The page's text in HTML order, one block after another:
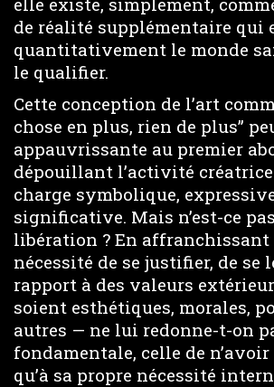
de réalité supplémentaire qui
quantitativement le monde
le qualifier.
Cette conception de l’art
chose en plus, rien de plus”
appauvrissante au premier
dépouillant l’activité
charge symbolique,
significative. Mais n’est-ce
libération ? En affranchissant
nécessité de se justifier, de se
rapport à des valeurs
soient esthétiques, morales,
autres — ne lui redonne-t-on
fondamentale, celle de
qu’à sa propre nécessité